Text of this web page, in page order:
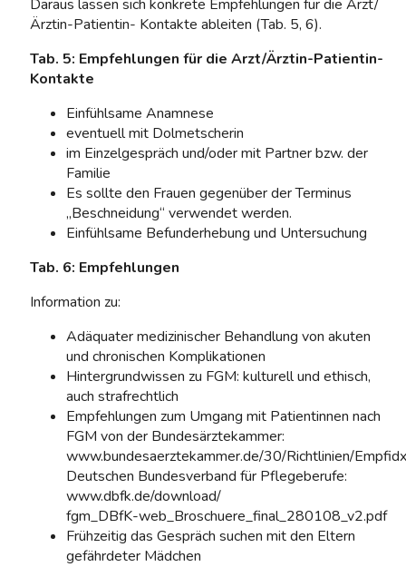
Daraus lassen sich konkrete Empfehlungen für die Arzt/
Ärztin-Patientin- Kontakte ableiten (Tab. 5, 6).
Tab. 5: Empfehlungen für die Arzt/Ärztin-Patientin-
Kontakte
Einfühlsame Anamnese
eventuell mit Dolmetscherin
im Einzelgespräch und/oder mit Partner bzw. der
Familie
Es sollte den Frauen gegenüber der Terminus
„Beschneidung“ verwendet werden.
Einfühlsame Befunderhebung und Untersuchung
Tab. 6: Empfehlungen
Information zu:
Adäquater medizinischer Behandlung von akuten
und chronischen Komplikationen
Hintergrundwissen zu FGM: kulturell und ethisch,
auch strafrechtlich
Empfehlungen zum Umgang mit Patientinnen nach
FGM von der Bundesärztekammer:
www.bundesaerztekammer.de/30/Richtlinien/
Deutschen Bundesverband für Pflegeberufe:
www.dbfk.de/download/
fgm_DBfK-web_Broschuere_final_280108_v2.pdf
Frühzeitig das Gespräch suchen mit den Eltern
gefährdeter Mädchen